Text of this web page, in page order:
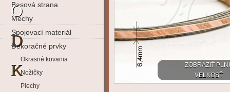
Basová strana
Mechy
Spojovací materiál
Dekoračné prvky
Okrasné kovania
Nožičky
Plechy
O
D
K
ZOBRAZIŤ
VEĽKOSŤ